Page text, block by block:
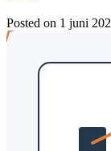
Posted on 1 juni